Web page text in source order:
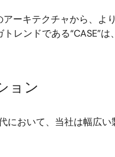
アーキテクチャから、
レンドである“CASE”
ョン
において、当社は幅広